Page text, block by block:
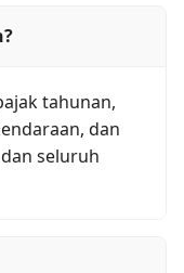
tahunan,
dan
seluruh